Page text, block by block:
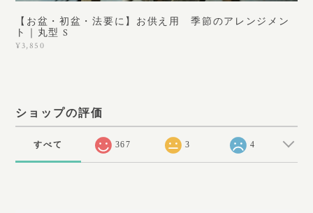
【お盆・初盆・法要に】お供え用 季節のアレンジメン
ト｜丸型 S
¥3,850
ショップの評価
すべて 367 3 4